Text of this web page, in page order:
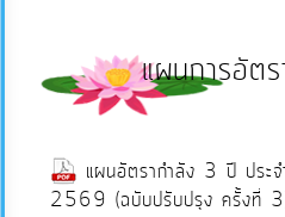
บุคลากร
แผน
ยุทธศาสตร์
แผนการอัต
แผนอัตรากำลัง 3 ปี ปร
2569 (ฉบับปรับปรุง ครั้งที่